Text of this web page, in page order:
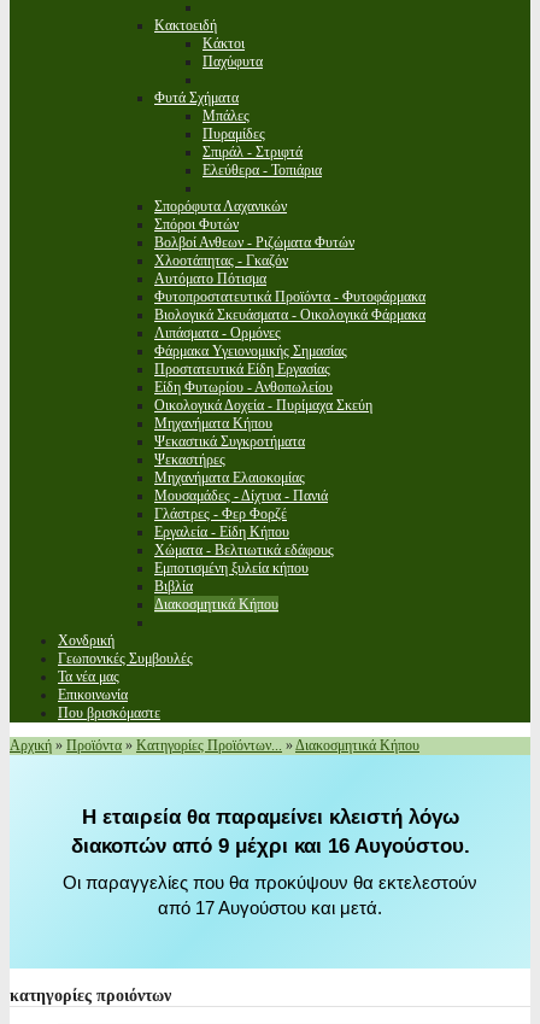
Κακτοειδή
Κάκτοι
Παχύφυτα
Φυτά Σχήματα
Μπάλες
Πυραμίδες
Σπιράλ - Στριφτά
Ελεύθερα - Τοπιάρια
Σπορόφυτα Λαχανικών
Σπόροι Φυτών
Βολβοί Ανθεων - Ριζώματα Φυτών
Χλοοτάπητας - Γκαζόν
Αυτόματο Πότισμα
Φυτοπροστατευτικά Προϊόντα - Φυτοφάρμακα
Βιολογικά Σκευάσματα - Οικολογικά Φάρμακα
Λιπάσματα - Ορμόνες
Φάρμακα Υγειονομικής Σημασίας
Προστατευτικά Είδη Εργασίας
Είδη Φυτωρίου - Ανθοπωλείου
Οικολογικά Δοχεία - Πυρίμαχα Σκεύη
Μηχανήματα Κήπου
Ψεκαστικά Συγκροτήματα
Ψεκαστήρες
Μηχανήματα Ελαιοκομίας
Μουσαμάδες - Δίχτυα - Πανιά
Γλάστρες - Φερ Φορζέ
Εργαλεία - Είδη Κήπου
Χώματα - Βελτιωτικά εδάφους
Εμποτισμένη ξυλεία κήπου
Βιβλία
Διακοσμητικά Κήπου
Χονδρική
Γεωπονικές Συμβουλές
Τα νέα μας
Επικοινωνία
Που βρισκόμαστε
Αρχική » Προϊόντα » Κατηγορίες Προϊόντων... »Διακοσμητικά Κήπου
Η εταιρεία θα παραμείνει κλειστή λόγω
διακοπών από 9 μέχρι και 16 Αυγούστου.
Οι παραγγελίες που θα προκύψουν θα εκτελεστούν
από 17 Αυγούστου και μετά.
κατηγορίες προιόντων